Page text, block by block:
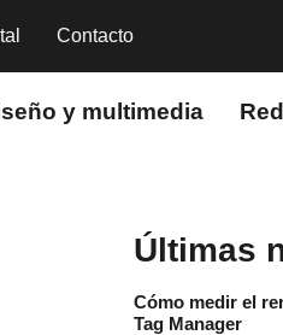
Contacto
y multimedia
Últimas
Cómo medir el
Tag Manager